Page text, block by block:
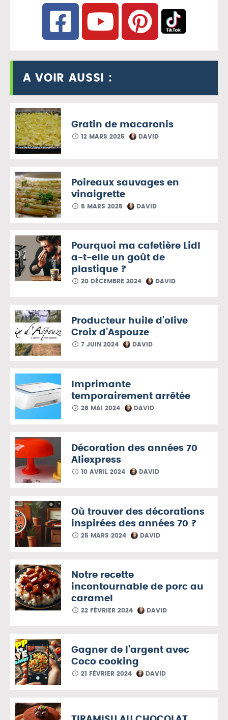
A VOIR AUSSI :
Gratin de macaronis
12 MARS 2025 DAVID
Poireaux sauvages en
vinaigrette
5 MARS 2025 DAVID
Pourquoi ma cafetière Lidl
a-t-elle un goût de
plastique ?
20 DÉCEMBRE 2024 DAVID
Producteur huile d’olive
Croix d’Aspouze
7 JUIN 2024 DAVID
Imprimante
temporairement arrêtée
28 MAI 2024 DAVID
Décoration des années 70
Aliexpress
10 AVRIL 2024 DAVID
Où trouver des décorations
inspirées des années 70 ?
25 MARS 2024 DAVID
Notre recette
incontournable de porc au
caramel
22 FÉVRIER 2024 DAVID
Gagner de l’argent avec
Coco cooking
21 FÉVRIER 2024 DAVID